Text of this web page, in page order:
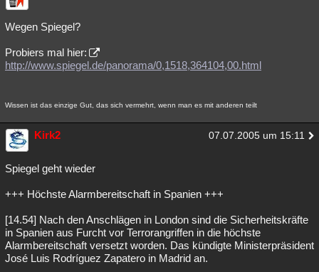
Wegen Spiegel?
Probiers mal hier:
http://www.spiegel.de/panorama/0,1518,364104,00.html
Wissen ist das einzige Gut, das sich vermehrt, wenn man es mit anderen teilt
Kirk2 07.07.2005 um 15:11
Spiegel geht wieder
+++ Höchste Alarmbereitschaft in Spanien +++
[14.54] Nach den Anschlägen in London sind die Sicherheitskräfte
in Spanien aus Furcht vor Terrorangriffen in die höchste
Alarmbereitschaft versetzt worden. Das kündigte Ministerpräsident
José Luis Rodríguez Zapatero in Madrid an.